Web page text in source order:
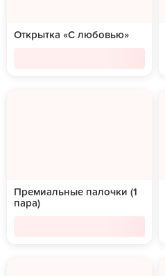
Открытка «С любовью»
Премиальные палочки (1
пара)